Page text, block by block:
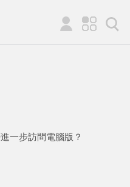
一步訪問電腦版？